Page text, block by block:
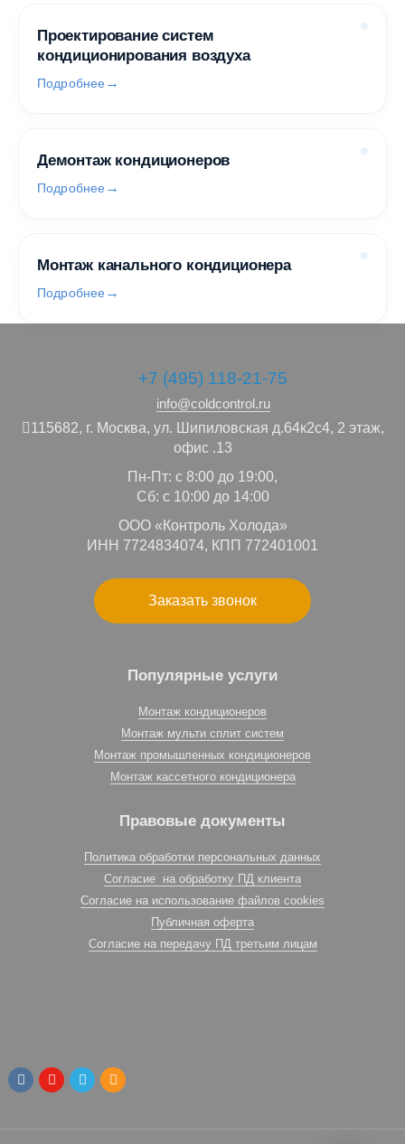
Проектирование систем
кондиционирования воздуха
Подробнее
Демонтаж кондиционеров
Подробнее
Монтаж канального кондиционера
Подробнее
+7 (495) 118-21-75
info@coldcontrol.ru
115682, г. Москва, ул. Шипиловская д.64к2с4, 2 этаж,
офис .13
Пн-Пт: с 8:00 до 19:00,
Сб: с 10:00 до 14:00
ООО «Контроль Холода»
ИНН 7724834074, КПП 772401001
Заказать звонок
Популярные услуги
Монтаж кондиционеров
Монтаж мульти сплит систем
Монтаж промышленных кондиционеров
Монтаж кассетного кондиционера
Правовые документы
Политика обработки персональных данных
Согласие на обработку ПД клиента
Согласие на использование файлов cookies
Публичная оферта
Согласие на передачу ПД третьим лицам